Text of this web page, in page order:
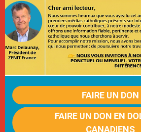
FAIRE UN DON
FAIRE UN DON EN
CANADIENS